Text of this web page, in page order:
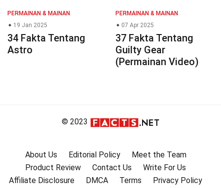
PERMAINAN & MAINAN
19 Jan 2025
34 Fakta Tentang
Astro
PERMAINAN & MAINAN
07 Apr 2025
37 Fakta Tentang
Guilty Gear
(Permainan Video)
© 2023
About Us Editorial Policy
Meet the Team
Product Review
Contact Us
Write For Us
Affiliate Disclosure
DMCA Terms
Privacy Policy